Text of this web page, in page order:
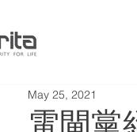
電閘黨
May 25, 2021